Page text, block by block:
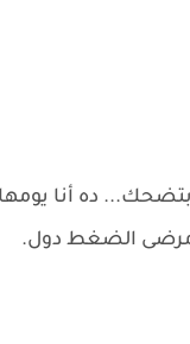
ده أنا
مرضى الضغط دول.